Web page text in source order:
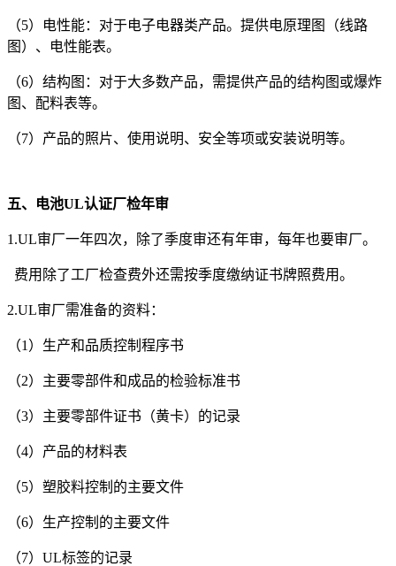
（5）电性能：对于电子电器类产品。提供电原理图（线路
图）、电性能表。
（6）结构图：对于大多数产品，需提供产品的结构图或爆炸
图、配料表等。
（7）产品的照片、使用说明、安全等项或安装说明等。
五、电池UL认证厂检年审
1.UL审厂一年四次，除了季度审还有年审，每年也要审厂。
费用除了工厂检查费外还需按季度缴纳证书牌照费用。
2.UL审厂需准备的资料：
（1）生产和品质控制程序书
（2）主要零部件和成品的检验标准书
（3）主要零部件证书（黄卡）的记录
（4）产品的材料表
（5）塑胶料控制的主要文件
（6）生产控制的主要文件
（7）UL标签的记录